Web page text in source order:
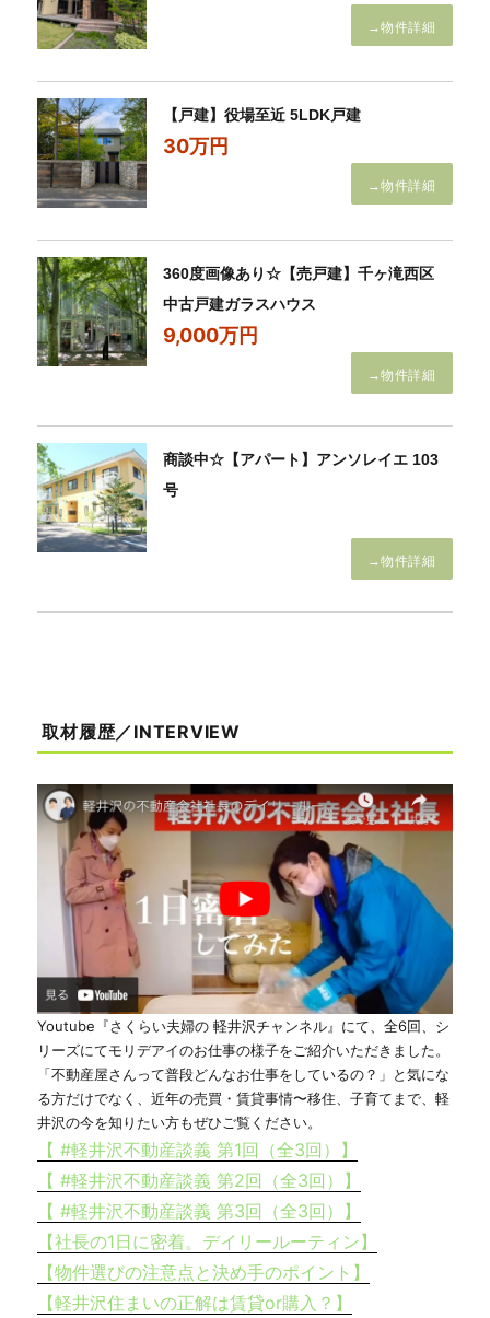
→物件詳細
【戸建】役場至近 5LDK戸建
30万円
→物件詳細
360度画像あり☆【売戸建】千ヶ滝西区
中古戸建ガラスハウス
9,000万円
→物件詳細
商談中☆【アパート】アンソレイエ 103
号
→物件詳細
取材履歴／INTERVIEW
Youtube『さくらい夫婦の 軽井沢チャンネル』にて、全6回、シ
リーズにてモリデアイのお仕事の様子をご紹介いただきました。
「不動産屋さんって普段どんなお仕事をしているの？」と気にな
る方だけでなく、近年の売買・賃貸事情〜移住、子育てまで、軽
井沢の今を知りたい方もぜひご覧ください。
【 #軽井沢不動産談義 第1回（全3回）】
【 #軽井沢不動産談義 第2回（全3回）】
【 #軽井沢不動産談義 第3回（全3回）】
【社長の1日に密着。デイリールーティン】
【物件選びの注意点と決め手のポイント】
【軽井沢住まいの正解は賃貸or購入？】